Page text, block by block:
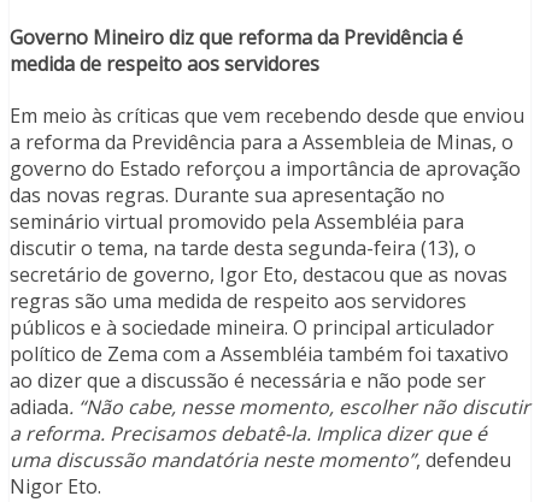
Governo Mineiro diz que reforma da Previdência é
medida de respeito aos servidores
Em meio às críticas que vem recebendo desde que enviou
a reforma da Previdência para a Assembleia de Minas, o
governo do Estado reforçou a importância de aprovação
das novas regras. Durante sua apresentação no
seminário virtual promovido pela Assembléia para
discutir o tema, na tarde desta segunda-feira (13), o
secretário de governo, Igor Eto, destacou que as novas
regras são uma medida de respeito aos servidores
públicos e à sociedade mineira. O principal articulador
político de Zema com a Assembléia também foi taxativo
ao dizer que a discussão é necessária e não pode ser
adiada. “Não cabe, nesse momento, escolher não discutir
a reforma. Precisamos debatê-la. Implica dizer que é
uma discussão mandatória neste momento”, defendeu
Nigor Eto.